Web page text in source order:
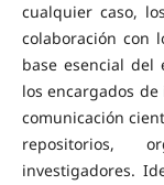
cualquier caso,
colaboración con
base esencial del
los encargados
comunicación
repositorios,
investigadores.